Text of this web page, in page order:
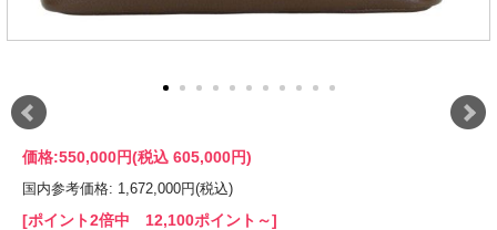
価格:550,000円(税込 605,000円)
国内参考価格: 1,672,000円(税込)
[ポイント2倍中 12,100ポイント～]